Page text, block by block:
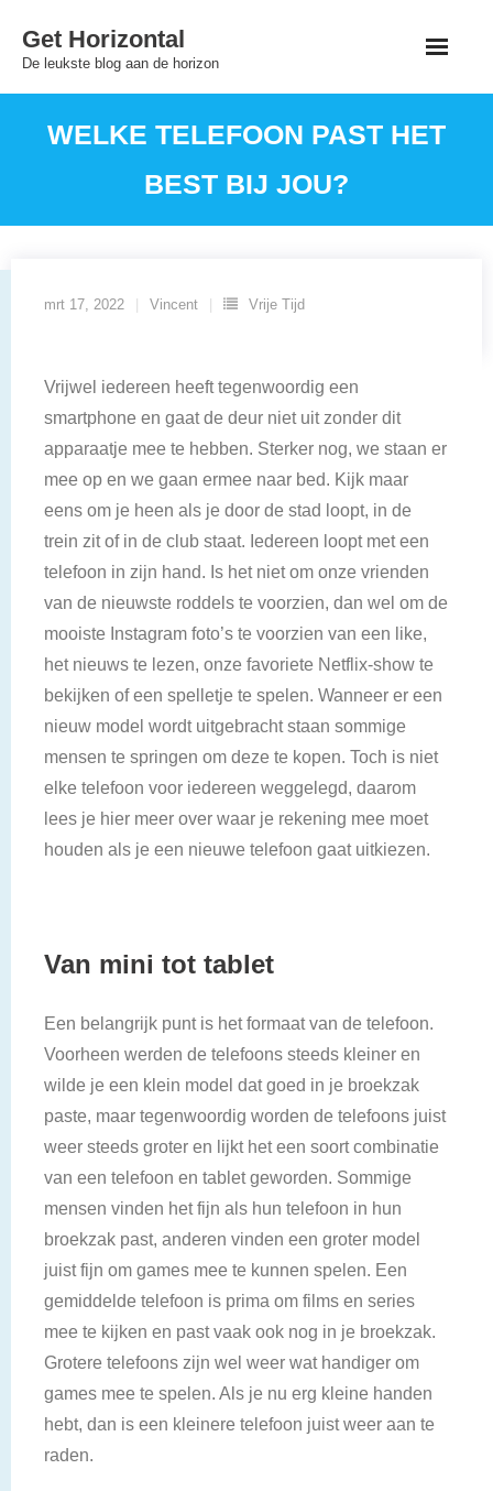
Get Horizontal
De leukste blog aan de horizon
WELKE TELEFOON PAST HET
BEST BIJ JOU?
mrt 17, 2022 Vincent Vrije Tijd
Vrijwel iedereen heeft tegenwoordig een
smartphone en gaat de deur niet uit zonder dit
apparaatje mee te hebben. Sterker nog, we staan er
mee op en we gaan ermee naar bed. Kijk maar
eens om je heen als je door de stad loopt, in de
trein zit of in de club staat. Iedereen loopt met een
telefoon in zijn hand. Is het niet om onze vrienden
van de nieuwste roddels te voorzien, dan wel om de
mooiste Instagram foto’s te voorzien van een like,
het nieuws te lezen, onze favoriete Netflix-show te
bekijken of een spelletje te spelen. Wanneer er een
nieuw model wordt uitgebracht staan sommige
mensen te springen om deze te kopen. Toch is niet
elke telefoon voor iedereen weggelegd, daarom
lees je hier meer over waar je rekening mee moet
houden als je een nieuwe telefoon gaat uitkiezen.
Van mini tot tablet
Een belangrijk punt is het formaat van de telefoon.
Voorheen werden de telefoons steeds kleiner en
wilde je een klein model dat goed in je broekzak
paste, maar tegenwoordig worden de telefoons juist
weer steeds groter en lijkt het een soort combinatie
van een telefoon en tablet geworden. Sommige
mensen vinden het fijn als hun telefoon in hun
broekzak past, anderen vinden een groter model
juist fijn om games mee te kunnen spelen. Een
gemiddelde telefoon is prima om films en series
mee te kijken en past vaak ook nog in je broekzak.
Grotere telefoons zijn wel weer wat handiger om
games mee te spelen. Als je nu erg kleine handen
hebt, dan is een kleinere telefoon juist weer aan te
raden.